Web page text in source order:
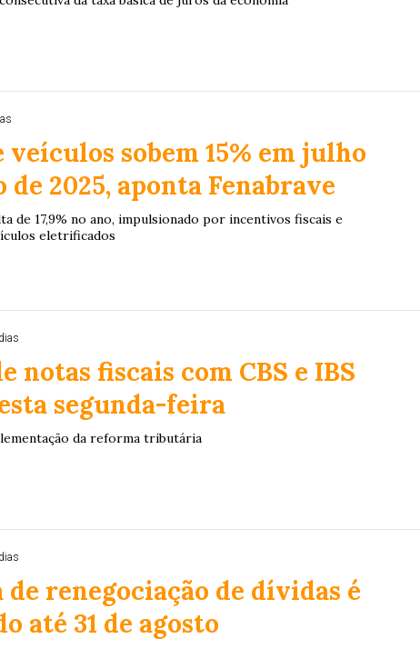
veículos sobem 15% em julho
2025, aponta Fenabrave
de 17,9% no ano, impulsionado por incentivos fiscais e
eletrificados
notas fiscais com CBS e IBS
segunda-feira
da reforma tributária
renegociação de dívidas é
até 31 de agosto